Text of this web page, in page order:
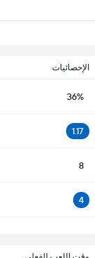
الإحصائيات
36%
1.17
8
4